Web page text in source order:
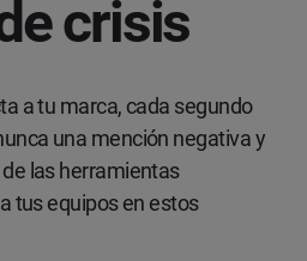
crisis
a tu marca, cada segundo
una mención negativa y
las herramientas
tus equipos en estos